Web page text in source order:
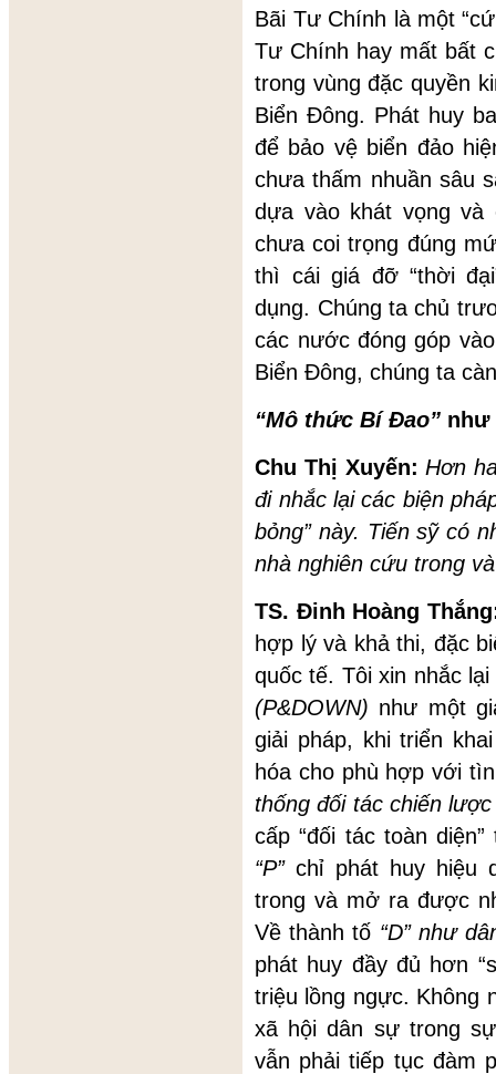
Bãi Tư Chính là một
Tư Chính hay mất bất
trong vùng đặc quyền
Biển Đông. Phát huy
để bảo vệ biển đảo
chưa thấm nhuần sâu
dựa vào khát vọng và
chưa coi trọng đúng
thì cái giá đỡ “thời
dụng. Chúng ta chủ
các nước đóng góp
Biển Đông, chúng ta
“Mô thức Bí Đao” như
Chu Thị Xuyến:Hơn
đi nhắc lại các biện
bỏng” này. Tiến sỹ có
nhà nghiên cứu trong
TS. Đinh Hoàng
hợp lý và khả thi, đặc
quốc tế. Tôi xin nhắc
(P&DOWN) như một
giải pháp, khi triển
hóa cho phù hợp với
thống đối tác chiến
cấp “đối tác toàn
“P”chỉ phát huy hiệu
trong và mở ra được
Về thành tố “D” như
phát huy đầy đủ hơn
triệu lồng ngực. Không
xã hội dân sự trong
vẫn phải tiếp tục đàm